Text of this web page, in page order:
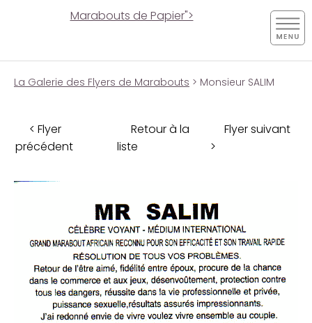
Marabouts de Papier">
La Galerie des Flyers de Marabouts > Monsieur SALIM
< Flyer
précédent
Retour à la
liste
Flyer suivant
>